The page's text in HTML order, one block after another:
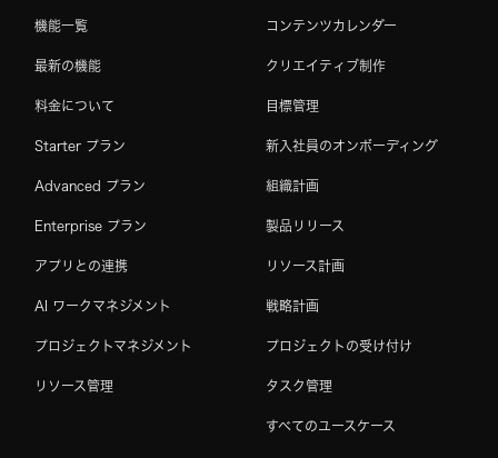
機能一覧
最新の機能
料金について
Starter プラン
Advanced プラン
Enterprise プラン
アプリとの連携
AI ワークマネジメント
プロジェクトマネジメント
リソース管理
コンテンツカレンダー
クリエイティブ制作
目標管理
新入社員のオンボーディング
組織計画
製品リリース
リソース計画
戦略計画
プロジェクトの受け付け
タスク管理
すべてのユースケース